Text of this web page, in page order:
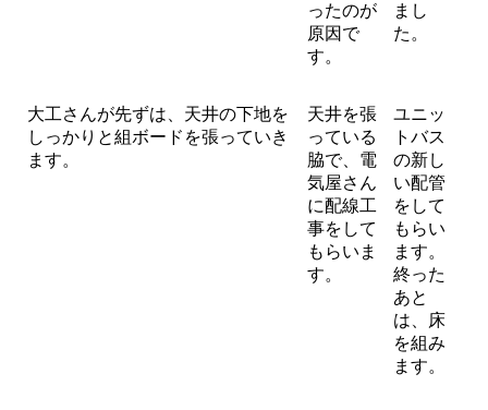
ったのが
原因で
す。
まし
た。
大工さんが先ずは、天井の下地を
しっかりと組ボードを張っていき
ます。
天井を張
っている
脇で、電
気屋さん
に配線工
事をして
もらいま
す。
ユニッ
トバス
の新し
い配管
をして
もらい
ます。
終った
あと
は、床
を組み
ます。